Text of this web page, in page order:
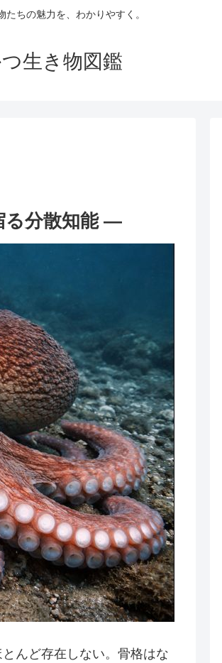
たちの魅力を、わかりやすく。
生き物図鑑
る分散知能 ―
んど存在しない。骨格はな